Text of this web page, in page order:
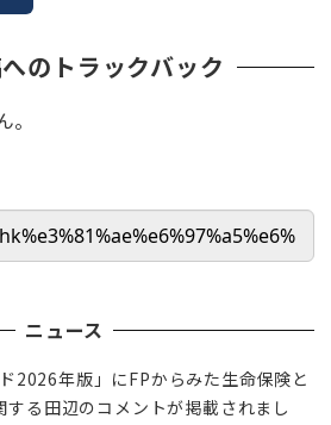
のトラックバック
ニュース
2026年版」にFPからみた生命保険と
る田辺のコメントが掲載されまし